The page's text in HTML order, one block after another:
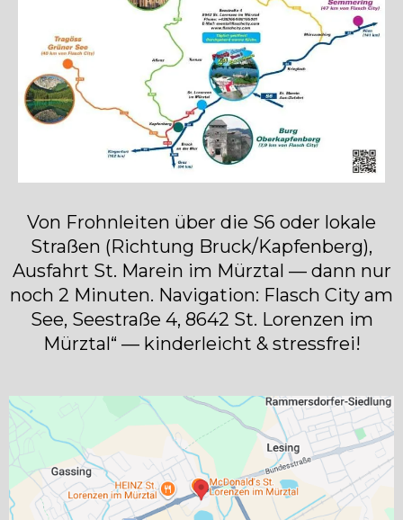
Von Frohnleiten über die S6 oder lokale
Straßen (Richtung Bruck/Kapfenberg),
Ausfahrt St. Marein im Mürztal — dann nur
noch 2 Minuten. Navigation: Flasch City am
See, Seestraße 4, 8642 St. Lorenzen im
Mürztal“ — kinderleicht & stressfrei!